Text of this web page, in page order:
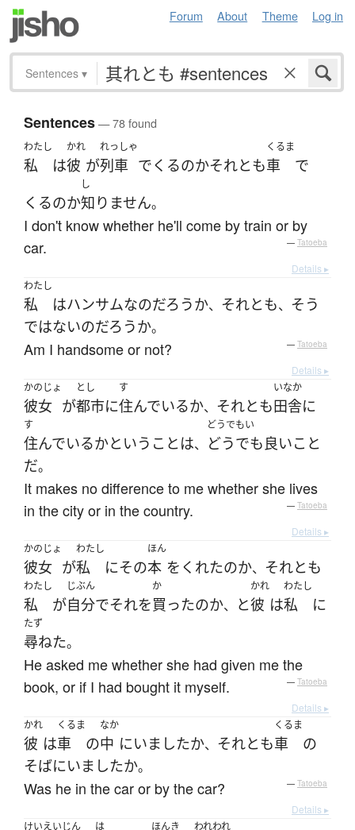
Forum About Theme Log in
Sentences ▾
Sentences— 78 found
わたし
私 は
かれ
彼 が
れっしゃ
列車 でくるのかそれとも
くるま
車
で
くるのか
し
知りません。
I don't know whether he'll come by train or by
car.
— Tatoeba
Details ▸
わたし
私 はハンサムなのだろうか、 それとも、 そう
ではないのだろうか。
Am I handsome or not? — Tatoeba
Details ▸
かのじょ
彼女 が
とし
都市に
す
住んでいるか、 それとも
いなか
田舎に
す
住んでいるかという ことは、
どうでもい
どうでも良いこと
だ。
It makes no difference to me whether she lives
in the city or in the country.
— Tatoeba
Details ▸
かのじょ
彼女 が
わたし
私 にその
ほん
本 を くれたのか、 それとも
わたし
私 が
じぶん
自分でそれを
か
買ったのか、 と
かれ
彼 は
わたし
私 に
たず
尋ねた。
He asked me whether she had given me the
book, or if I had bought it myself.
— Tatoeba
Details ▸
かれ
彼 は
くるま
車 の
なか
中 にいましたか、 それとも
くるま
車
の
そばにいましたか。
Was he in the car or by the car? — Tatoeba
Details ▸
けいえいじん
は ほんき われわれ